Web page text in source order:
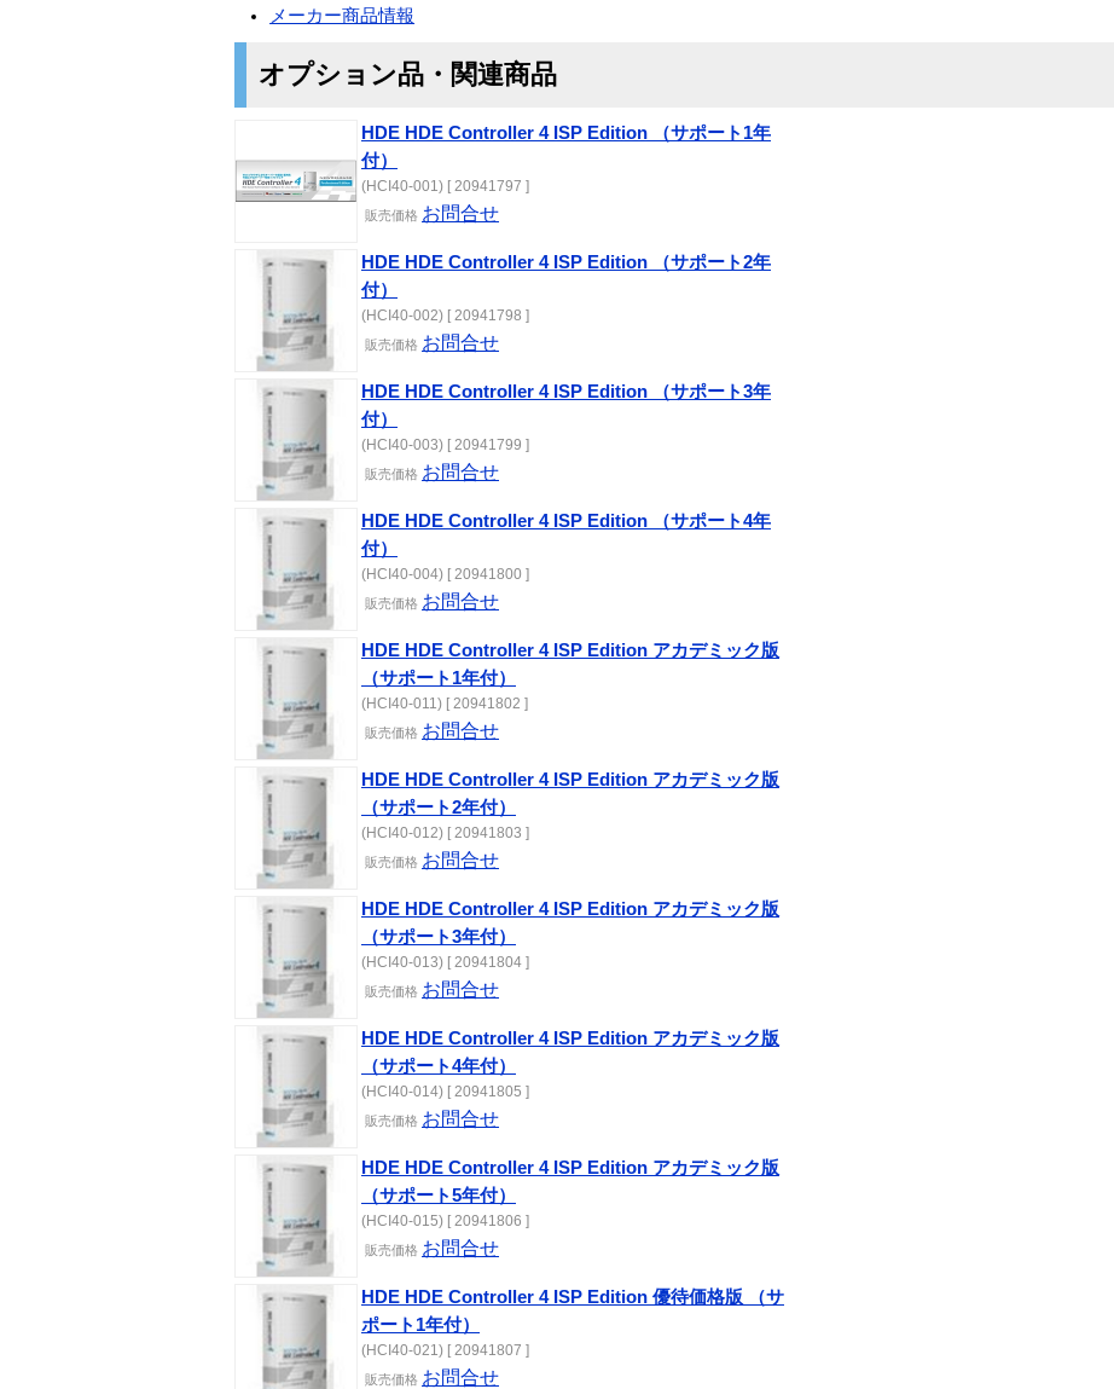
メーカー商品情報
オプション品・関連商品
HDE HDE Controller 4 ISP Edition （サポート1年
付）
(HCI40-001) [ 20941797 ]
販売価格 お問合せ
HDE HDE Controller 4 ISP Edition （サポート2年
付）
(HCI40-002) [ 20941798 ]
販売価格 お問合せ
HDE HDE Controller 4 ISP Edition （サポート3年
付）
(HCI40-003) [ 20941799 ]
販売価格 お問合せ
HDE HDE Controller 4 ISP Edition （サポート4年
付）
(HCI40-004) [ 20941800 ]
販売価格 お問合せ
HDE HDE Controller 4 ISP Edition アカデミック版
（サポート1年付）
(HCI40-011) [ 20941802 ]
販売価格 お問合せ
HDE HDE Controller 4 ISP Edition アカデミック版
（サポート2年付）
(HCI40-012) [ 20941803 ]
販売価格 お問合せ
HDE HDE Controller 4 ISP Edition アカデミック版
（サポート3年付）
(HCI40-013) [ 20941804 ]
販売価格 お問合せ
HDE HDE Controller 4 ISP Edition アカデミック版
（サポート4年付）
(HCI40-014) [ 20941805 ]
販売価格 お問合せ
HDE HDE Controller 4 ISP Edition アカデミック版
（サポート5年付）
(HCI40-015) [ 20941806 ]
販売価格 お問合せ
HDE HDE Controller 4 ISP Edition 優待価格版 （サ
ポート1年付）
(HCI40-021) [ 20941807 ]
販売価格 お問合せ